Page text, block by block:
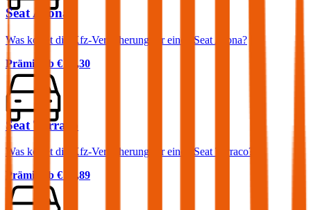
Seat Arona
Was kostet die Kfz-Versicherung für einen Seat Arona?
Prämie ab € 44,30
Seat Tarraco
Was kostet die Kfz-Versicherung für einen Seat Tarraco?
Prämie ab € 66,89